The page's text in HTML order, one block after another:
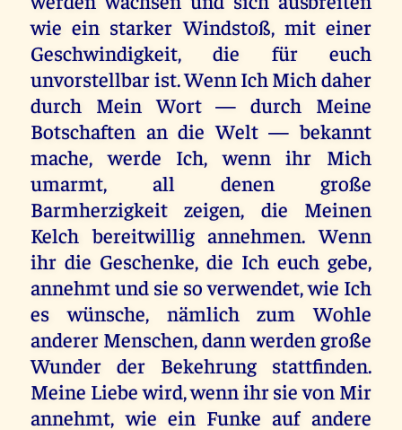
wie ein starker Windstoß, mit einer
Geschwindigkeit, die für euch
unvorstellbar ist. Wenn Ich Mich daher
durch Mein Wort — durch Meine
Botschaften an die Welt — bekannt
mache, werde Ich, wenn ihr Mich
umarmt, all denen große
Barmherzigkeit zeigen, die Meinen
Kelch bereitwillig annehmen. Wenn
ihr die Geschenke, die Ich euch gebe,
annehmt und sie so verwendet, wie Ich
es wünsche, nämlich zum Wohle
anderer Menschen, dann werden große
Wunder der Bekehrung stattfinden.
Meine Liebe wird, wenn ihr sie von Mir
annehmt, wie ein Funke auf andere